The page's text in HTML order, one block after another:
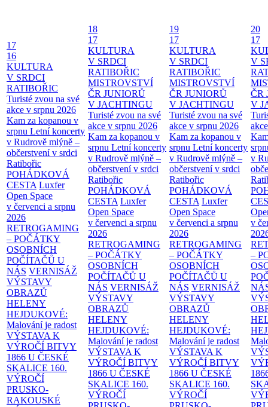
17
16
KULTURA
V SRDCI
RATIBOŘIC
Turisté zvou na své
akce v srpnu 2026
Kam za kopanou v
srpnu Letní koncerty
v Rudrově mlýně –
občerstvení v srdci
Ratibořic
POHÁDKOVÁ
CESTA Luxfer
Open Space
v červenci a srpnu
2026
RETROGAMING
– POČÁTKY
OSOBNÍCH
POČÍTAČŮ U
NÁS VERNISÁŽ
VÝSTAVY
OBRAZŮ
HELENY
HEJDUKOVÉ:
Malování je radost
VÝSTAVA K
VÝROČÍ BITVY
1866 U ČESKÉ
SKALICE 160.
VÝROČÍ
PRUSKO-
RAKOUSKÉ
18
17
KULTURA
V SRDCI
RATIBOŘIC
MISTROVSTVÍ
ČR JUNIORŮ
V JACHTINGU
Turisté zvou na své
akce v srpnu 2026
Kam za kopanou v
srpnu Letní koncerty
v Rudrově mlýně –
občerstvení v srdci
Ratibořic
POHÁDKOVÁ
CESTA Luxfer
Open Space
v červenci a srpnu
2026
RETROGAMING
– POČÁTKY
OSOBNÍCH
POČÍTAČŮ U
NÁS VERNISÁŽ
VÝSTAVY
OBRAZŮ
HELENY
HEJDUKOVÉ:
Malování je radost
VÝSTAVA K
VÝROČÍ BITVY
1866 U ČESKÉ
SKALICE 160.
VÝROČÍ
19
17
KULTURA
V SRDCI
RATIBOŘIC
MISTROVSTVÍ
ČR JUNIORŮ
V JACHTINGU
Turisté zvou na své
akce v srpnu 2026
Kam za kopanou v
srpnu Letní koncerty
v Rudrově mlýně –
občerstvení v srdci
Ratibořic
POHÁDKOVÁ
CESTA Luxfer
Open Space
v červenci a srpnu
2026
RETROGAMING
– POČÁTKY
OSOBNÍCH
POČÍTAČŮ U
NÁS VERNISÁŽ
VÝSTAVY
OBRAZŮ
HELENY
HEJDUKOVÉ:
Malování je radost
VÝSTAVA K
VÝROČÍ BITVY
1866 U ČESKÉ
SKALICE 160.
VÝROČÍ
20
17
V
ČR
V
v
v
–